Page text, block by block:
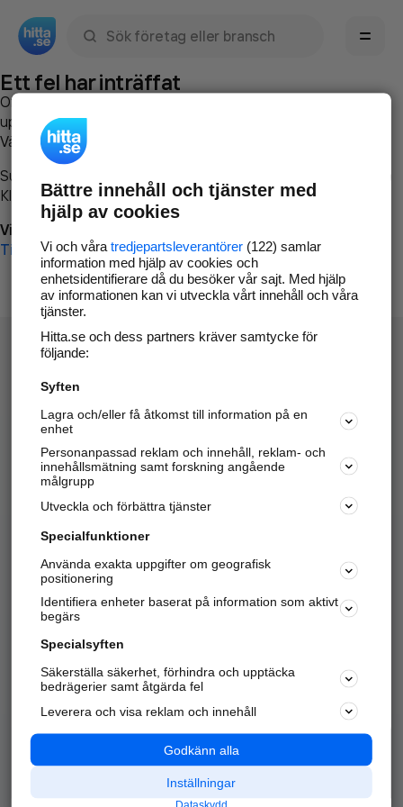
Ett fel har inträffat
Om du vill kan du
uppstod så att vi lättare och snabbare kan avhjälpa det.
Vänligen försök med följande:
Surfa till
Klicka påTillbaka-knappen i webbläsaren och försök igen
Vi beklagar besväret!
Till startsidan
Hitta.se - Gratis nummerupplysning.
Sök företag, personer och platser.
Hitta telefonnummer, adresser, företagsinfo mm.
Marknadsför företaget
Kom igång och annonsera mot
samarbetspartners nära dig.
Alla kategorier
Populära sökningar
API & Kartor
Annonsera
Integritet
Nödnummer
Bättre innehåll och tjänster med
hjälp av cookies
Vi och våra tredjepartsleverantörer(122) samlar
information med hjälp av cookies och
enhetsidentifierare då du besöker vår sajt. Med hjälp
av informationen kan vi utveckla vårt innehåll och våra
tjänster.
Hitta.se och dess partners kräver samtycke för
följande:
Syften
Lagra och/eller få åtkomst till information på en
enhet
Personanpassad reklam och innehåll, reklam- och
innehållsmätning samt forskning angående
målgrupp
Utveckla och förbättra tjänster
Specialfunktioner
Använda exakta uppgifter om geografisk
positionering
Identifiera enheter baserat på information som aktivt
begärs
Specialsyften
Säkerställa säkerhet, förhindra och upptäcka
bedrägerier samt åtgärda fel
Leverera och visa reklam och innehåll
Godkänn alla
Inställningar
Dataskydd